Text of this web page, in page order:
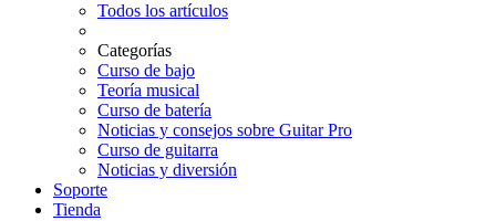
Todos los artículos
Categorías
Curso de bajo
Teoría musical
Curso de batería
Noticias y consejos sobre Guitar Pro
Curso de guitarra
Noticias y diversión
Soporte
Tienda